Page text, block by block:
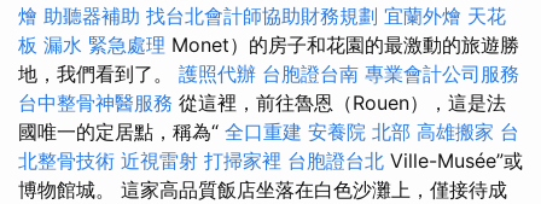
燴 助聽器補助 找台北會計師協助財務規劃 宜蘭外燴 天花
板 漏水 緊急處理 Monet）的房子和花園的最激動的旅遊勝
地，我們看到了。 護照代辦 台胞證台南 專業會計公司服務
台中整骨神醫服務 從這裡，前往魯恩（Rouen），這是法
國唯一的定居點，稱為“ 全口重建 安養院 北部 高雄搬家 台
北整骨技術 近視雷射 打掃家裡 台胞證台北 Ville-Musée”或
博物館城。 這家高品質飯店坐落在白色沙灘上，僅接待成